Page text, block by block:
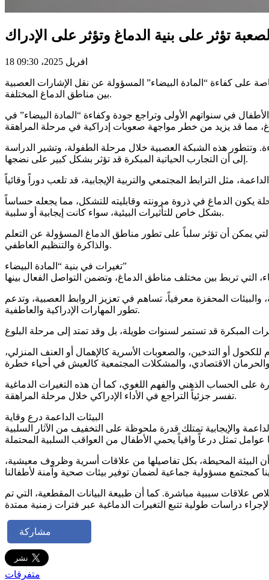
18 افريل 2025، 09:30
على كفاءة “المادة البيضاء” المسؤولة عن نقل الإشارات العصبية
بين مناطق الدماغ المختلفة.
في سنواتهم الأولى وتراجع جودة وكفاءة “المادة البيضاء” في
وتتطور هذه الشبكة العصبية خلال مرحلة الطفولة، وتشير الدراسة
إلى أن التجارب الحياتية المبكرة قد تؤثر بشكل كبير على نضجها.
يكون الدماغ في ذروة مرونته وقابليته للتشكل، مما يجعله حساساً
بشكل خاص للتأثيرات البيئية، سواء كانت إيجابية أو سلبية.
يمكن أن تؤثر سلباً على تطور مناطق الدماغ المسؤولة عن التعلم
والذاكرة والتنظيم العاطفي.
تغيرات في بنية “المادة البيضاء”
المحفزة معرفياً، تساهم في تعزيز الروابط العصبية، وتدعم
تطور المهارات الإدراكية والعاطفية.
أو التدخين، والصعوبات الأسرية كالإهمال أو العنف المنزلي،
الحساب الذهني والفهم اللغوي، كما أن هذه التغيرات الدماغية
تفسر جزئياً التراجع في الأداء الإدراكي خلال مرحلة المراهقة.
البيئات الداعمة درع وقاية
والإيجابية تمتلك قدرة ملحوظة على التخفيف من الآثار السلبية
البيئة المحيطة، بكل تفاصيلها من علاقات أسرية وظروف معيشية،
علاقات سببية مباشرة. كما أن طبيعة البيانات المقطعية، التي تم
مشاركة
متفرقات